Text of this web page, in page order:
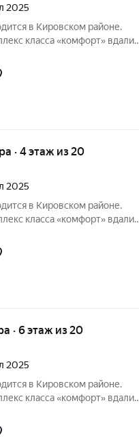
2025
в Кировском районе.
квартал состоит из трёх
· 4 этаж из 20
2025
в Кировском районе.
квартал состоит из трёх
· 6 этаж из 20
2025
в Кировском районе.
квартал состоит из трёх